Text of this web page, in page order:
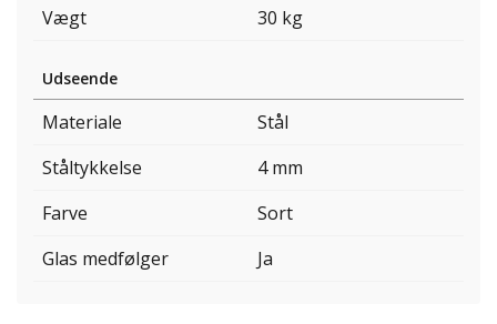
Vægt
30 kg
Udseende
Materiale
Stål
Ståltykkelse
4 mm
Farve
Sort
Glas medfølger
Ja